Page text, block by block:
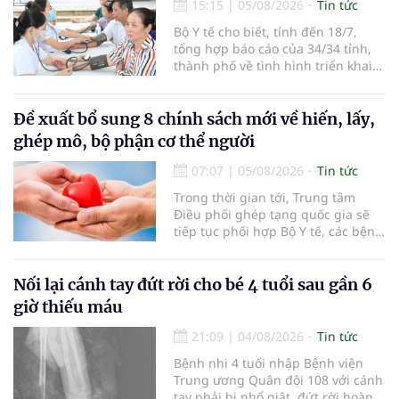
15:15 | 05/08/2026
Tin tức
Bộ Y tế cho biết, tính đến 18/7,
tổng hợp báo cáo của 34/34 tỉnh,
thành phố về tình hình triển khai
nhận 32.286.360 người, chiếm gần
30% dân số cả nước đã được khám
sức khỏe định kỳ năm nay.
Đề xuất bổ sung 8 chính sách mới về hiến, lấy,
ghép mô, bộ phận cơ thể người
07:07 | 05/08/2026
Tin tức
Trong thời gian tới, Trung tâm
Điều phối ghép tạng quốc gia sẽ
tiếp tục phối hợp Bộ Y tế, các bệnh
cường truyền thông, hoàn thiện
quy trình chuyên môn và hệ thống
hiến và ghép mô tạng.
Nối lại cánh tay đứt rời cho bé 4 tuổi sau gần 6
giờ thiếu máu
21:09 | 04/08/2026
Tin tức
Bệnh nhi 4 tuổi nhập Bệnh viện
Trung ương Quân đội 108 với cánh